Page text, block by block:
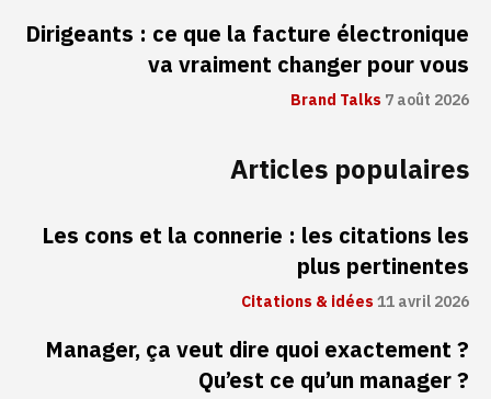
Dirigeants : ce que la facture électronique
va vraiment changer pour vous
Brand Talks7 août 2026
Articles populaires
Les cons et la connerie : les citations les
plus pertinentes
Citations & idées11 avril 2026
Manager, ça veut dire quoi exactement ?
Qu’est ce qu’un manager ?